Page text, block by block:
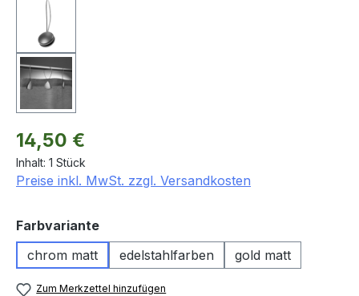
Regulärer Preis:
14,50 €
Inhalt: 1 Stück
Preise inkl. MwSt. zzgl. Versandkosten
Farbvarianteauswählen
chrom matt
edelstahlfarben gold matt
Zum Merkzettel hinzufügen